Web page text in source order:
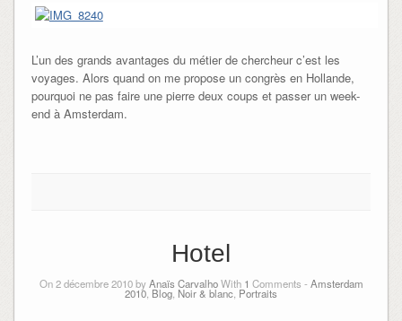
L’un des grands avantages du métier de chercheur c’est les
voyages. Alors quand on me propose un congrès en Hollande,
pourquoi ne pas faire une pierre deux coups et passer un week-
end à Amsterdam.
Hotel
On 2 décembre 2010 byAnaïs CarvalhoWith 1 Comments - Amsterdam
2010 Blog Noir & blanc Portraits